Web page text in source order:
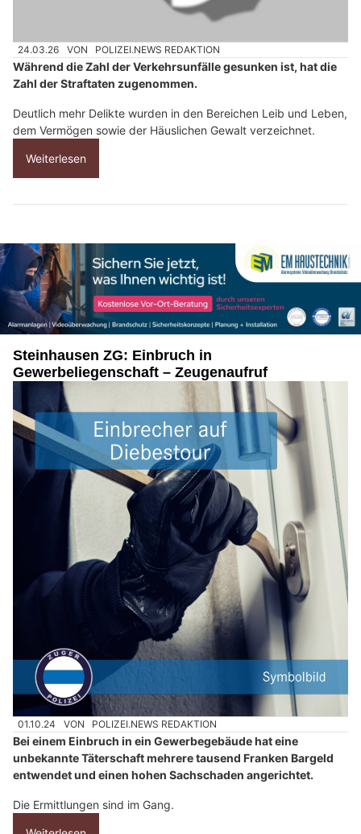
24.03.26 VON POLIZEI.NEWS REDAKTION
Während die Zahl der Verkehrsunfälle gesunken ist, hat die
Zahl der Straftaten zugenommen.
Deutlich mehr Delikte wurden in den Bereichen Leib und Leben,
dem Vermögen sowie der Häuslichen Gewalt verzeichnet.
Weiterlesen
Steinhausen ZG: Einbruch in
Gewerbeliegenschaft – Zeugenaufruf
01.10.24 VON POLIZEI.NEWS REDAKTION
Bei einem Einbruch in ein Gewerbegebäude hat eine
unbekannte Täterschaft mehrere tausend Franken Bargeld
entwendet und einen hohen Sachschaden angerichtet.
Die Ermittlungen sind im Gang.